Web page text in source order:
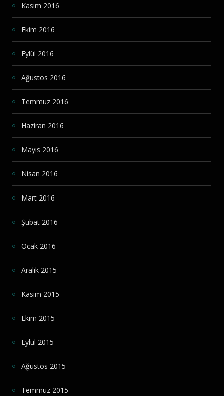
Kasım 2016
Ekim 2016
Eylül 2016
Ağustos 2016
Temmuz 2016
Haziran 2016
Mayıs 2016
Nisan 2016
Mart 2016
Şubat 2016
Ocak 2016
Aralık 2015
Kasım 2015
Ekim 2015
Eylül 2015
Ağustos 2015
Temmuz 2015